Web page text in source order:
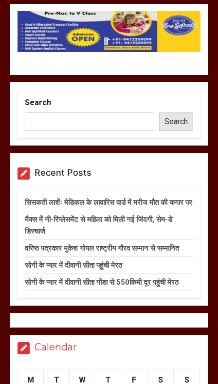
Search
Search
Recent Posts
सिसकती लाशेंः मेडिकल के लावारिस वार्ड में मरीज मौत की कगार पर
मैक्स में नी-रिप्लेसमेंट से महिला को मिली नई जिंदगी, सेम-डे
डिस्चार्ज
वरिष्ठ पत्रकार मुकेश गोयल राष्ट्रीय गौरव सम्मान से सम्मानित
सोनी के प्यार में दीवानी सीता पहुंची मेरठ
सोनी के प्यार में दीवानी सीता गोंडा से 550किमी दूर पहुंची मेरठ
Calendar
M T W T F S S